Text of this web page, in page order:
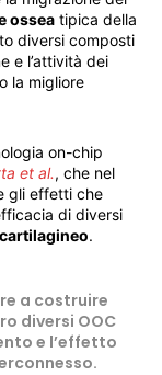
ossea tipica della
diversi composti
e l’attività dei
la migliore
on-chip
et al., che nel
gli effetti che
di diversi
.
a costruire
diversi OOC
e l’effetto